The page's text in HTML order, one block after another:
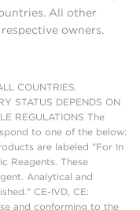
All other
owners.
COUNTRIES.
STATUS DEPENDS ON
REGULATIONS The
to one of the below:
are labeled "For In
Reagents. These
Analytical and
CE-IVD, CE:
and conforming to the